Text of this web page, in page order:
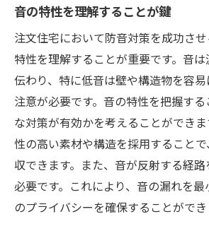
快適な空間を作る注文住宅の床
振動音を抑える床材の選び方
二重床構造のメリットと施
フローリングとカーペット
防音シートの種類と効果
階下への音漏れを防ぐ対策
床下空間を活かした防音設
注文住宅でプライバシーを守る
音の特性を理解することが鍵
注文住宅において防音対策を成功さ
特性を理解することが重要です。音
伝わり、特に低音は壁や構造物を容易
注意が必要です。音の特性を把握す
な対策が有効かを考えることができ
性の高い素材や構造を採用すること
収できます。また、音が反射する経
必要です。これにより、音の漏れを
のプライバシーを確保することができ